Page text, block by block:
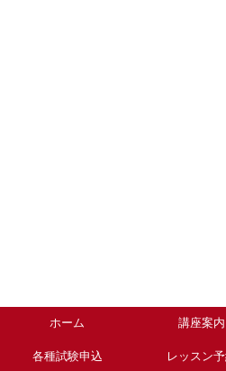
ホーム 講座案内
各種試験申込 レッスン